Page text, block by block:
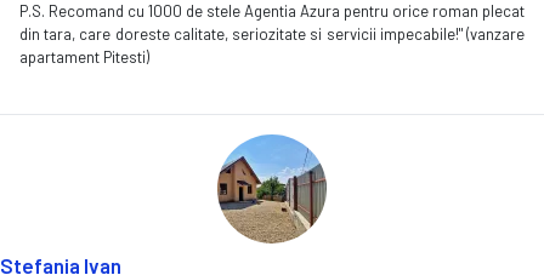
P.S. Recomand cu 1000 de stele Agentia Azura pentru orice roman plecat
din tara, care doreste calitate, seriozitate si servicii impecabile!" (vanzare
apartament Pitesti)
Stefania Ivan